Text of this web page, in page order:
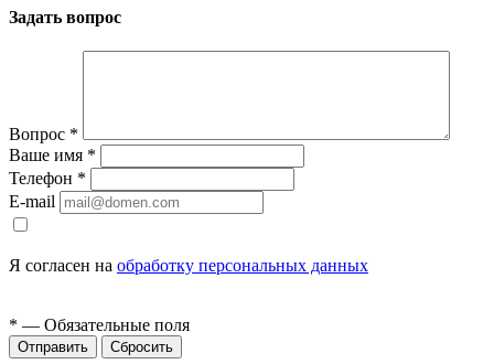
Задать вопрос
Вопрос *
Ваше имя *
Телефон *
E-mail
Я согласен на обработку персональных данных
* — Обязательные поля
Сбросить